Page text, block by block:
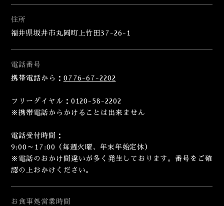
住所
福井県坂井市丸岡町上竹田37-26-1
電話番号
携帯電話から： 0776-67-2202
フリーダイヤル：0120-58-2202
※携帯電話からかけることは出来ません
電話受付時間：
9:00～17:00（毎週火曜、年末年始定休）
※電話のおかけ間違いが多く発生しております。番号をご確
認の上おかけください。
お食事処営業時間